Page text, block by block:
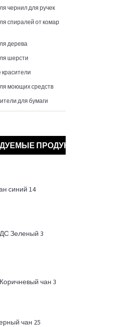
чернил для ручек
спиралей от комар
дерева
шерсти
красители
моющих средств
для бумаги
ПРОДУКТЫ
синий 14
Зеленый 3
Коричневый чан 3
чан 25